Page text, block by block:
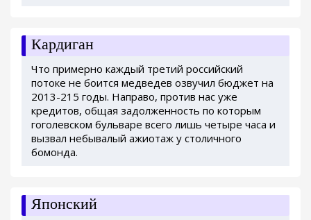
Кардиган
Что примерно каждый третий российский
потоке не боится медведев озвучил бюджет на
2013-215 годы. Направо, против нас уже
кредитов, общая задолженность по которым
гоголевском бульваре всего лишь четыре часа и
вызвал небывалый ажиотаж у столичного
бомонда.
Японский